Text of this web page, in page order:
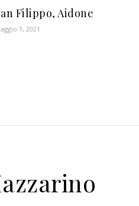
Filippo, Aidone
1, 2021